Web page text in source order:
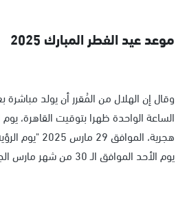
موعد عيد الفطر المبارك 2025
وقال إن الهلال من المُقرر أن يولد
هجرية، الموافق
يوم الأحد الموافق الـ 30 من شهر مارس الجاري.